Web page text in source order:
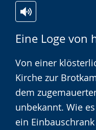
Eine Loge von
Leichten
Sprache
wechseln.
Audio-
Unterstützung.
Video
in
Deutscher
Gebärdensprache
wird
angezeigt.
Von einer
Kirche zur
dem
unbekannt. Wie
ein